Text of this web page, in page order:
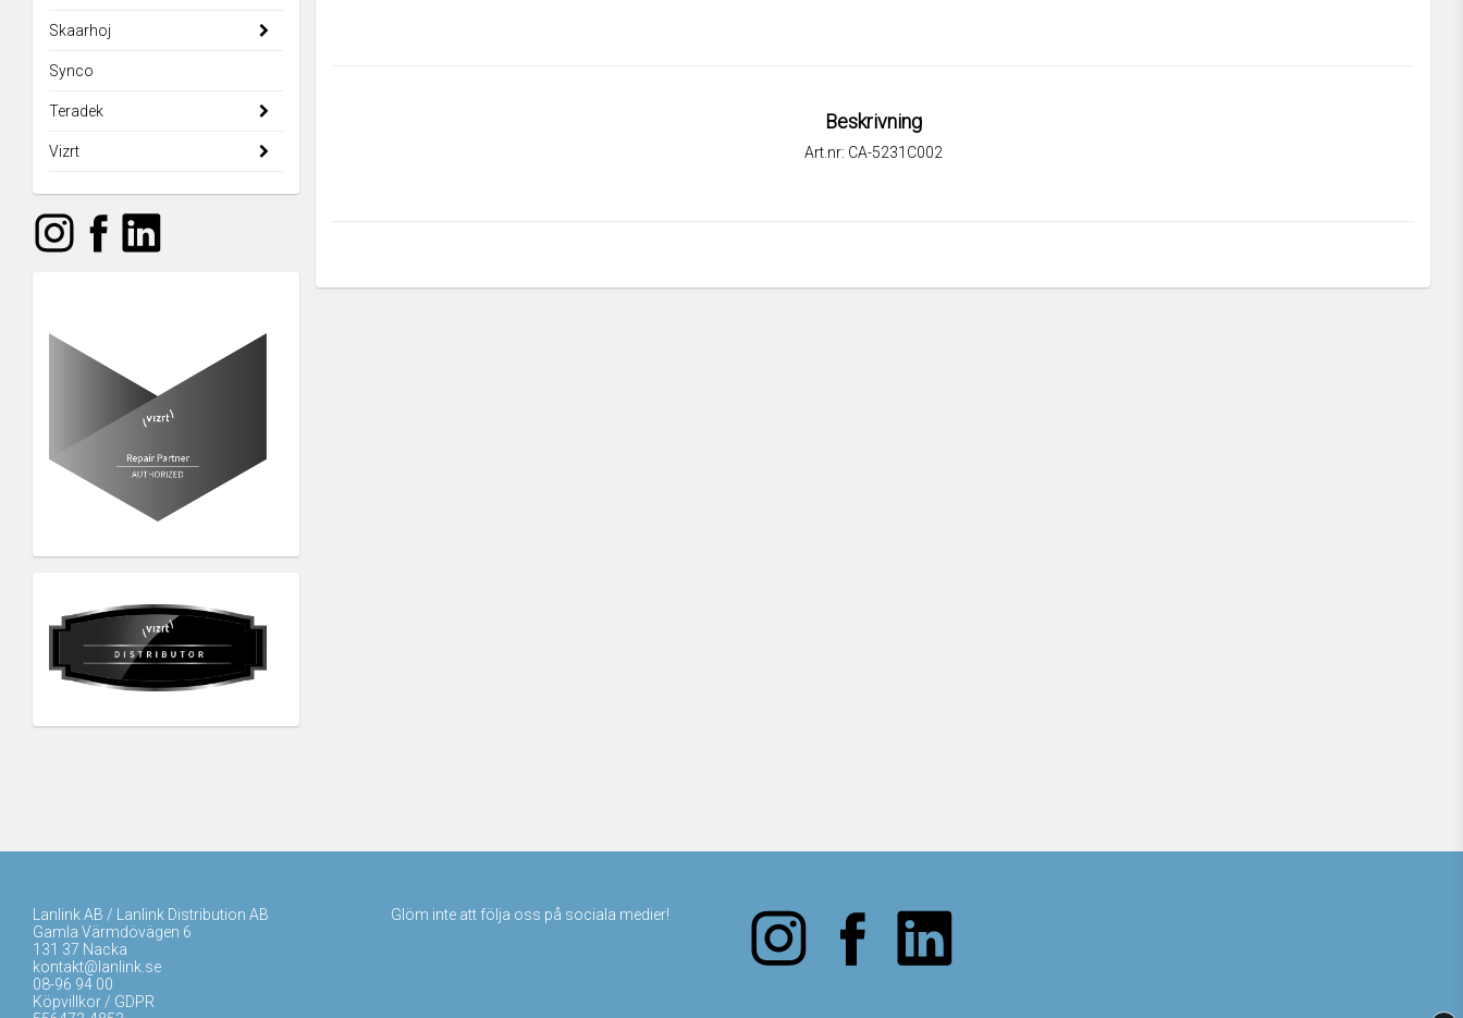
Skaarhoj
Synco
Teradek
Vizrt
Beskrivning
Art.nr: CA-5231C002
Lanlink AB / Lanlink Distribution AB
Gamla Värmdövägen 6
131 37 Nacka
kontakt@lanlink.se
08-96 94 00
Köpvillkor / GDPR
Glöm inte att följa oss på sociala medier!